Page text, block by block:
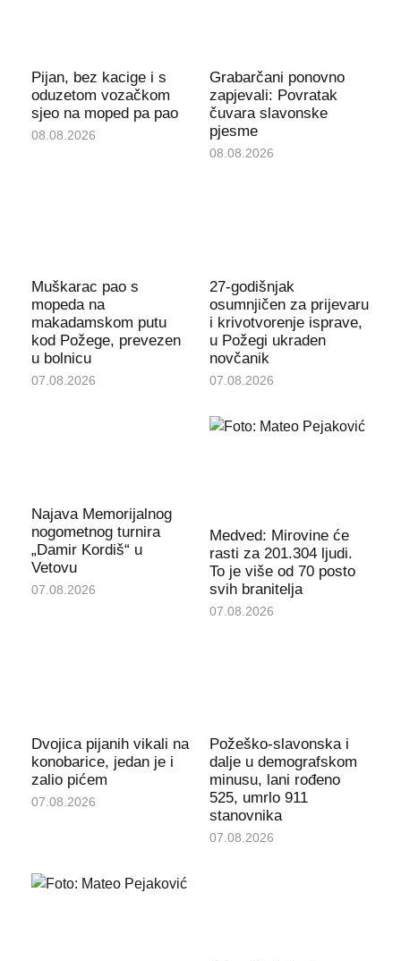
Pijan, bez kacige i s
oduzetom vozačkom
sjeo na moped pa pao
08.08.2026
Grabarčani ponovno
zapjevali: Povratak
čuvara slavonske
pjesme
08.08.2026
Muškarac pao s
mopeda na
makadamskom putu
kod Požege, prevezen
u bolnicu
07.08.2026
27-godišnjak
osumnjičen za prijevaru
i krivotvorenje isprave,
u Požegi ukraden
novčanik
07.08.2026
Najava Memorijalnog
nogometnog turnira
„Damir Kordiš“ u
Vetovu
07.08.2026
Medved: Mirovine će
rasti za 201.304 ljudi.
To je više od 70 posto
svih branitelja
07.08.2026
Dvojica pijanih vikali na
konobarice, jedan je i
zalio pićem
07.08.2026
Požeško-slavonska i
dalje u demografskom
minusu, lani rođeno
525, umrlo 911
stanovnika
07.08.2026